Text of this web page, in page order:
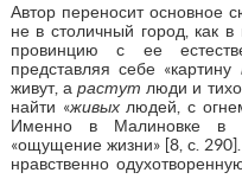
Автор переносит основное
не в столичный город, как
провинцию с ее
представляя себе «картину
живут, арастут люди и тихо
найти «живыхлюдей, с
Именно в Малиновке в
«ощущение жизни» [8, с.
нравственно